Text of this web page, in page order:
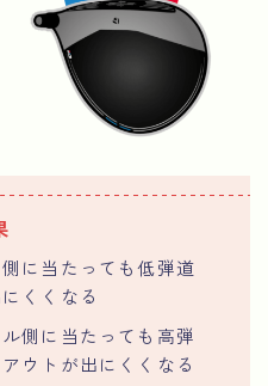
に当たっても低弾道
くくなる
側に当たっても高弾
ウトが出にくくなる